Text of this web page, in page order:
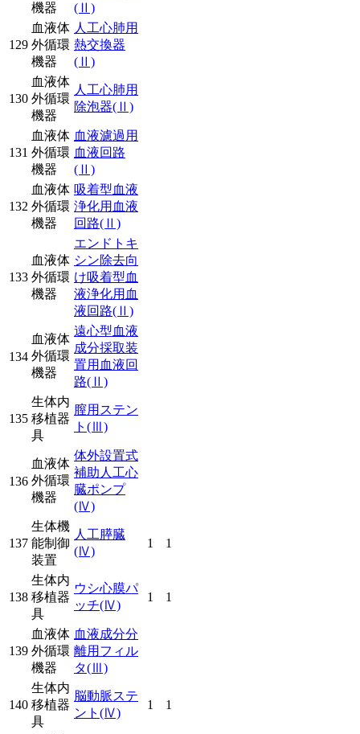
機器
(Ⅱ)
129
血液体
外循環
機器
人工心肺用
熱交換器
(Ⅱ)
130
血液体
外循環
機器
人工心肺用
除泡器(Ⅱ)
131
血液体
外循環
機器
血液濾過用
血液回路
(Ⅱ)
132
血液体
外循環
機器
吸着型血液
浄化用血液
回路(Ⅱ)
133
血液体
外循環
機器
エンドトキ
シン除去向
け吸着型血
液浄化用血
液回路(Ⅱ)
134
血液体
外循環
機器
遠心型血液
成分採取装
置用血液回
路(Ⅱ)
135
生体内
移植器
具
膣用ステン
ト (Ⅲ)
136
血液体
外循環
機器
体外設置式
補助人工心
臓ポンプ
(Ⅳ)
137
生体機
能制御
装置
人工膵臓
(Ⅳ)
1 1
138
生体内
移植器
具
ウシ心膜パ
ッチ(Ⅳ)
1 1
139
血液体
外循環
機器
血液成分分
離用フィル
タ(Ⅲ)
140
生体内
移植器
具
脳動脈ステ
ント (Ⅳ)
1 1